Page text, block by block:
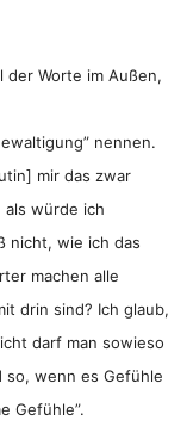
der Worte im Außen,
nennen.
mir das zwar
würde ich
nicht, wie ich das
machen alle
drin sind? Ich glaub,
darf man sowieso
so, wenn es Gefühle
Gefühle”.